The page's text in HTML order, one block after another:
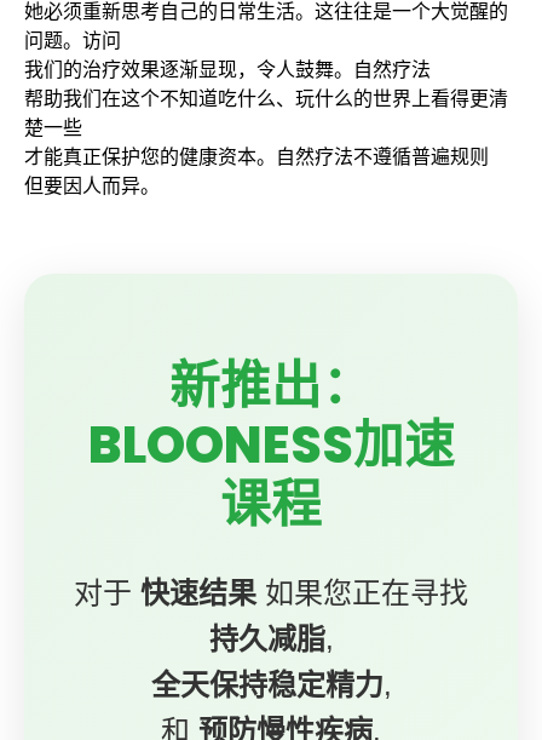
她必须重新思考自己的日常生活。这往往是一个大觉醒的
问题。访问
我们的治疗效果逐渐显现，令人鼓舞。自然疗法
帮助我们在这个不知道吃什么、玩什么的世界上看得更清
楚一些
才能真正保护您的健康资本。自然疗法不遵循普遍规则
但要因人而异。
新推出：
BLOONESS加速
课程
对于 快速结果如果您正在寻找
持久减脂,
全天保持稳定精力,
和 预防慢性疾病.